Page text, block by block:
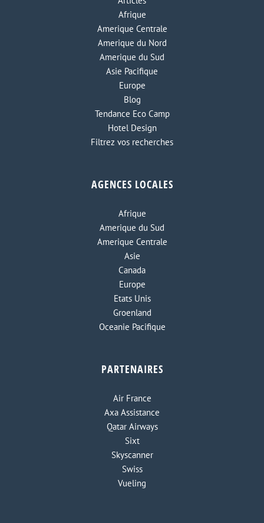
Afrique
Amerique Centrale
Amerique du Nord
Amerique du Sud
Asie Pacifique
Europe
Blog
Tendance Eco Camp
Hotel Design
Filtrez vos recherches
AGENCES LOCALES
Afrique
Amerique du Sud
Amerique Centrale
Asie
Canada
Europe
Etats Unis
Groenland
Oceanie Pacifique
PARTENAIRES
Air France
Axa Assistance
Qatar Airways
Sixt
Skyscanner
Swiss
Vueling